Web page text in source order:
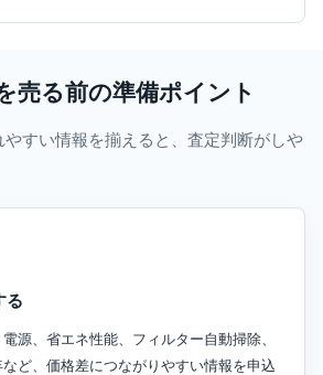
売る前の準備ポイント
すい情報を揃えると、査定判断がしや
る
源、省エネ性能、フィルター自動掃除、
など、価格差につながりやすい情報を申込